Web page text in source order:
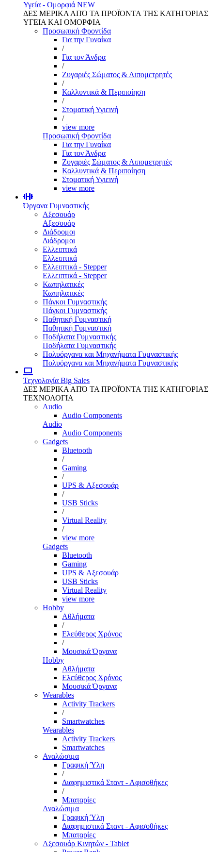
Υγεία - Ομορφιά NEW
ΔΕΣ ΜΕΡΙΚΑ ΑΠΌ ΤΑ ΠΡΟΪΌΝΤΑ ΤΗΣ ΚΑΤΗΓΟΡΙΑΣ
ΥΓΕΙΑ ΚΑΙ ΟΜΟΡΦΙΑ
Προσωπική Φροντίδα
Για την Γυναίκα
/
Για τον Άνδρα
/
Ζυγαριές Σώματος & Λιπομετρητές
/
Καλλυντικά & Περιποίηση
/
Στοματική Υγιεινή
/
view more
Προσωπική Φροντίδα
Για την Γυναίκα
Για τον Άνδρα
Ζυγαριές Σώματος & Λιπομετρητές
Καλλυντικά & Περιποίηση
Στοματική Υγιεινή
view more
Όργανα Γυμναστικής
Αξεσουάρ
Αξεσουάρ
Διάδρομοι
Διάδρομοι
Ελλειπτικά
Ελλειπτικά
Ελλειπτικά - Stepper
Ελλειπτικά - Stepper
Κωπηλατικές
Κωπηλατικές
Πάγκοι Γυμναστικής
Πάγκοι Γυμναστικής
Παθητική Γυμναστική
Παθητική Γυμναστική
Ποδήλατα Γυμναστικής
Ποδήλατα Γυμναστικής
Πολυόργανα και Μηχανήματα Γυμναστικής
Πολυόργανα και Μηχανήματα Γυμναστικής
Τεχνολογία Big Sales
ΔΕΣ ΜΕΡΙΚΑ ΑΠΌ ΤΑ ΠΡΟΪΌΝΤΑ ΤΗΣ ΚΑΤΗΓΟΡΙΑΣ
ΤΕΧΝΟΛΟΓΙΑ
Audio
Audio Components
Audio
Audio Components
Gadgets
Bluetooth
/
Gaming
/
UPS & Αξεσουάρ
/
USB Sticks
/
Virtual Reality
/
view more
Gadgets
Bluetooth
Gaming
UPS & Αξεσουάρ
USB Sticks
Virtual Reality
view more
Hobby
Αθλήματα
/
Ελεύθερος Χρόνος
/
Μουσικά Όργανα
Hobby
Αθλήματα
Ελεύθερος Χρόνος
Μουσικά Όργανα
Wearables
Activity Trackers
/
Smartwatches
Wearables
Activity Trackers
Smartwatches
Αναλώσιμα
Γραφική Ύλη
/
Διαφημιστικά Σταντ - Αφισοθήκες
/
Μπαταρίες
Αναλώσιμα
Γραφική Ύλη
Διαφημιστικά Σταντ - Αφισοθήκες
Μπαταρίες
Αξεσουάρ Κινητών - Tablet